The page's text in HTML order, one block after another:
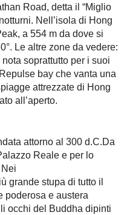
Road, detta il “Miglio
Nell’isola di Hong
a 554 m da dove si
Le altre zone da vedere:
soprattutto per i suoi
bay che vanta una
attrezzate di Hong
all’aperto.
attorno al 300 d.C.Da
Reale e per lo
grande stupa di tutto il
poderosa e austera
occhi del Buddha dipinti